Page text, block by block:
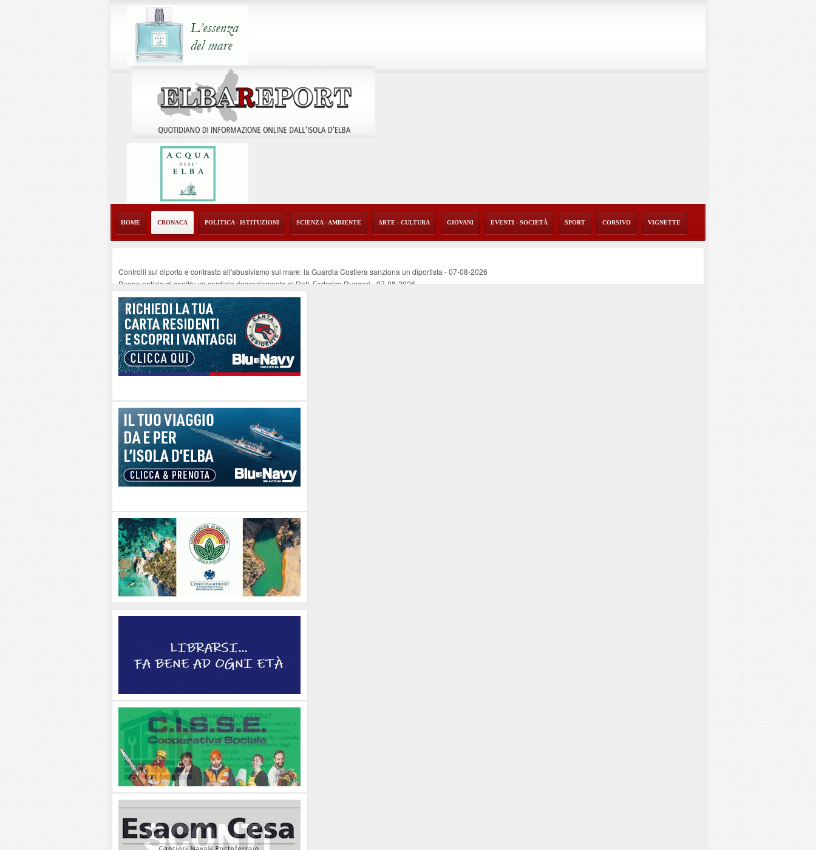
HOME CRONACA POLITICA - ISTITUZIONI SCIENZA - AMBIENTE ARTE - CULTURA GIOVANI EVENTI - SOCIETÀ SPORT CORSIVO VIGNETTE
Controlli sul diporto e contrasto all'abusivismo sul mare: la Guardia Costiera sanziona un diportista -07-08-2026
Buone notizie di sanità: un cordiale ringraziamento al Dott. Federico Ruggeri-07-08-2026
Altiero Spinelli e Ursula Hirschmann all'Elba: riaffiora una testimonianza del 1966
Capoliveri, potenziata la pulizia dei bordi stradali-07-08-2026
Marina di Campo tra i porti interessati dal nuovo piano dell'Autorità portuale regionale